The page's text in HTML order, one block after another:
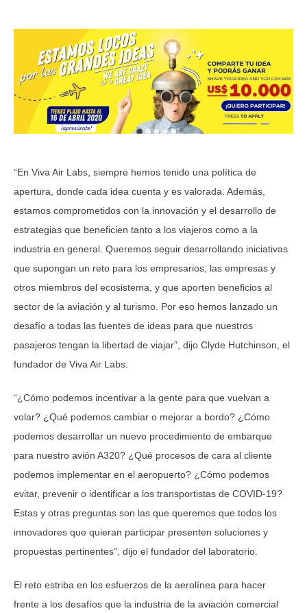
“En Viva Air Labs, siempre hemos tenido una política de
apertura, donde cada idea cuenta y es valorada. Además,
estamos comprometidos con la innovación y el desarrollo de
estrategias que beneficien tanto a los viajeros como a la
industria en general. Queremos seguir desarrollando iniciativas
que supongan un reto para los empresarios, las empresas y
otros miembros del ecosistema, y que aporten beneficios al
sector de la aviación y al turismo. Por eso hemos lanzado un
desafío a todas las fuentes de ideas para que nuestros
pasajeros tengan la libertad de viajar”, dijo Clyde Hutchinson, el
fundador de Viva Air Labs.
“¿Cómo podemos incentivar a la gente para que vuelvan a
volar? ¿Qué podemos cambiar o mejorar a bordo? ¿Cómo
podemos desarrollar un nuevo procedimiento de embarque
para nuestro avión A320? ¿Qué procesos de cara al cliente
podemos implementar en el aeropuerto? ¿Cómo podemos
evitar, prevenir o identificar a los transportistas de COVID-19?
Estas y otras preguntas son las que queremos que todos los
innovadores que quieran participar presenten soluciones y
propuestas pertinentes”, dijo el fundador del laboratorio.
El reto estriba en los esfuerzos de la aerolínea para hacer
frente a los desafíos que la industria de la aviación comercial